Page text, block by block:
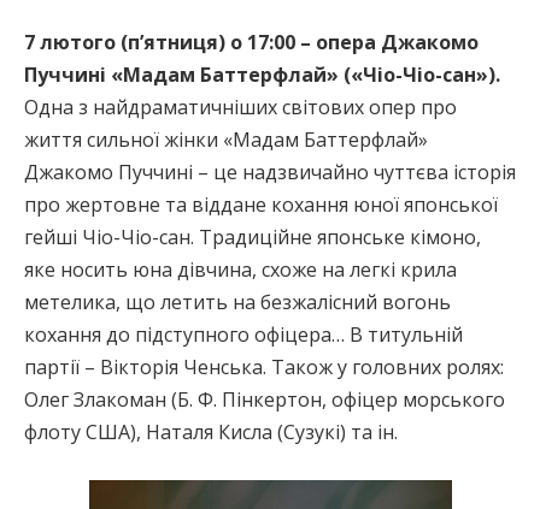
7 лютого (п’ятниця) о 17:00 – опера Джакомо
Пуччині «Мадам Баттерфлай» («Чіо-Чіо-сан»).
Одна з найдраматичніших світових опер про
життя сильної жінки «Мадам Баттерфлай»
Джакомо Пуччині – це надзвичайно чуттєва історія
про жертовне та віддане кохання юної японської
гейші Чіо-Чіо-сан. Традиційне японське кімоно,
яке носить юна дівчина, схоже на легкі крила
метелика, що летить на безжалісний вогонь
кохання до підступного офіцера… В титульній
партії – Вікторія Ченська. Також у головних ролях:
Олег Злакоман (Б. Ф. Пінкертон, офіцер морського
флоту США), Наталя Кисла (Сузукі) та ін.